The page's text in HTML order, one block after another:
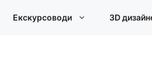
Екскурсоводи 3D